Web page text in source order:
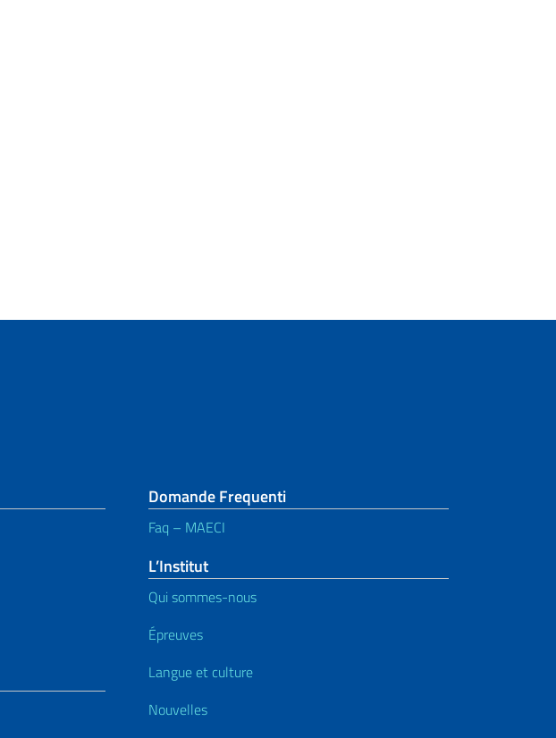
Domande Frequenti
Faq – MAECI
L’Institut
Qui sommes-nous
Épreuves
Langue et culture
Nouvelles